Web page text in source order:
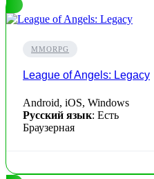
MMORPG
League of Angels: Legacy
Android, iOS, Windows
Русский язык: Есть
Браузерная